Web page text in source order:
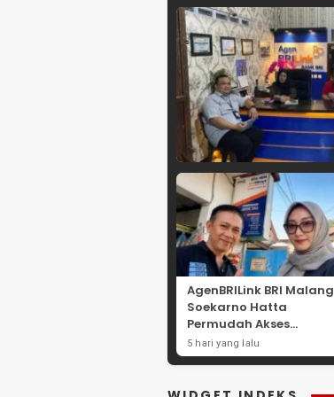
AgenBRILink BRI Malang
Soekarno Hatta
Permudah Akses
Layanan Keuangan
Masyarakat
5 hari yang lalu